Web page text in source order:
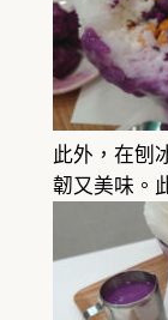
此外，在刨
韌又美味。